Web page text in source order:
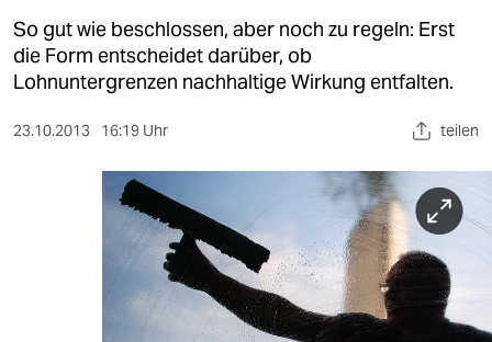
gesellschaft
kultur
So gut wie beschlossen, aber noch zu regeln: Erst
die Form entscheidet darüber, ob
Lohnuntergrenzen nachhaltige Wirkung entfalten.
23.10.2013 16:19 Uhr teilen